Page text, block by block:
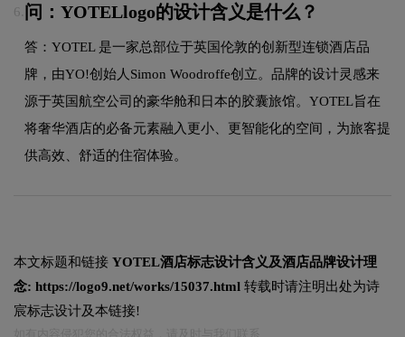
6. 问：YOTELlogo的设计含义是什么？
答：YOTEL 是一家总部位于英国伦敦的创新型连锁酒店品
牌，由YO!创始人Simon Woodroffe创立。品牌的设计灵感来
源于英国航空公司的豪华舱和日本的胶囊旅馆。YOTEL旨在
将奢华酒店的必备元素融入更小、更智能化的空间，为旅客提
供高效、舒适的住宿体验。
本文标题和链接 YOTEL酒店标志设计含义及酒店品牌设计理
念: https://logo9.net/works/15037.html 转载时请注明出处为诗
宸标志设计及本链接!